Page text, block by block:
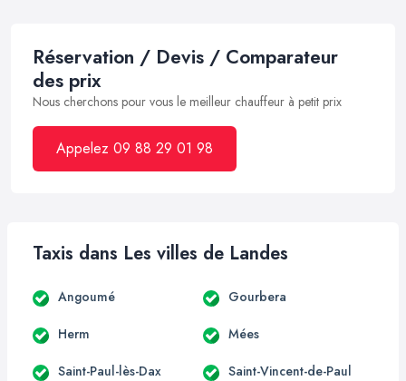
Réservation / Devis / Comparateur
des prix
Nous cherchons pour vous le meilleur chauffeur à petit prix
Appelez 09 88 29 01 98
Taxis dans Les villes de Landes
Angoumé Gourbera
Herm Mées
Saint-Paul-lès-Dax Saint-Vincent-de-Paul